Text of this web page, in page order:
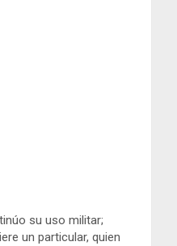
su uso militar;
un particular, quien